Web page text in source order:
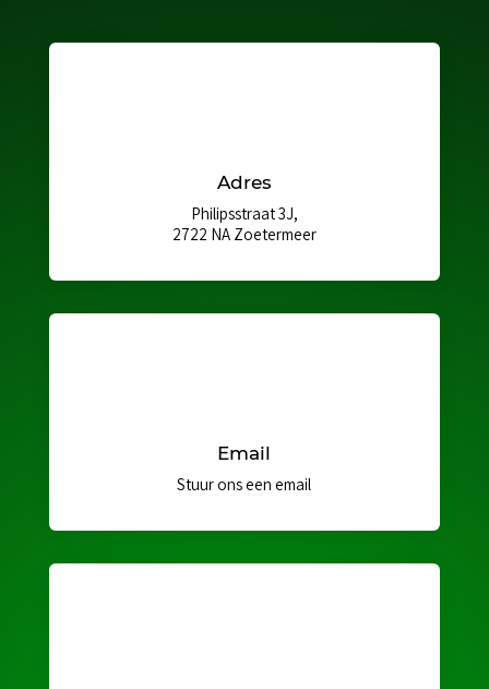
Adres
Philipsstraat 3J,
2722 NA Zoetermeer
Email
Stuur ons een email